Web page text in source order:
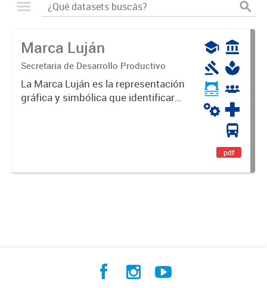
Marca Luján
Secretaria de Desarrollo Productivo
La Marca Luján es la representación
gráfica y simbólica que identificará
pdf